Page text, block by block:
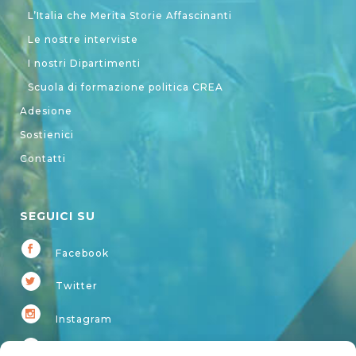
L’Italia che Merita Storie Affascinanti
Le nostre interviste
I nostri Dipartimenti
Scuola di formazione politica CREA
Adesione
Sostienici
Contatti
SEGUICI SU
Facebook
Twitter
Instagram